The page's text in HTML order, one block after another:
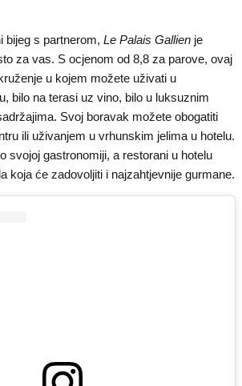
bijeg s partnerom, Le Palais Gallien je
za vas. S ocjenom od 8,8 za parove, ovaj
u kojem možete uživati u
bilo na terasi uz vino, bilo u luksuznim
Svoj boravak možete obogatiti
ili uživanjem u vrhunskim jelima u hotelu.
svojoj gastronomiji, a restorani u hotelu
koja će zadovoljiti i najzahtjevnije gurmane.